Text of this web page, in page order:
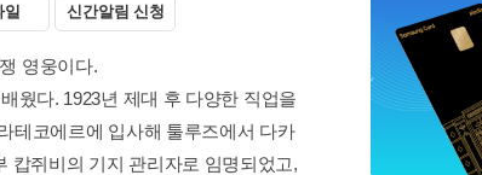
일 신간알림 신청
영웅이다.
웠다. 1923년 제대 후 다양한 직업을
테코에르에 입사해 툴루즈에서 다카
캅쥐비의 기지 관리자로 임명되었고,